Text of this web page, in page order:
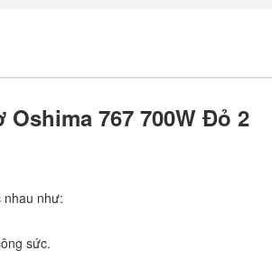
767 700W Đỏ 2
nhau như:
sức.